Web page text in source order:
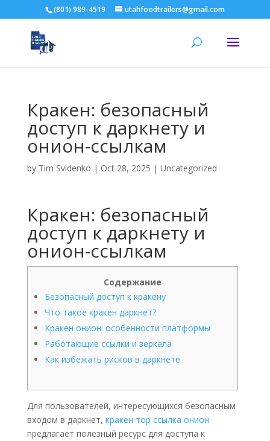
(801) 989-4519 utahfoodtrailers@gmail.com
Кракен: безопасный
доступ к даркнету и
онион-ссылкам
by Tim Svidenko | Oct 28, 2025 | Uncategorized
Кракен: безопасный
доступ к даркнету и
онион-ссылкам
Содержание
Безопасный доступ к кракену
Что такое кракен даркнет?
Кракен онион: особенности платформы
Работающие ссылки и зеркала
Как избежать рисков в даркнете
Для пользователей, интересующихся безопасным
входом в даркнет, кракен тор ссылка онион
предлагает полезный ресурс для доступа к